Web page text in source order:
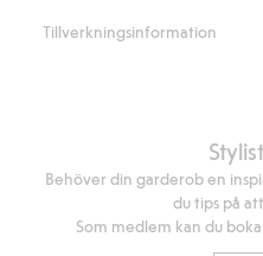
Tillverkningsinformation
Behöver din garderob en
du tips på
Som medlem kan du